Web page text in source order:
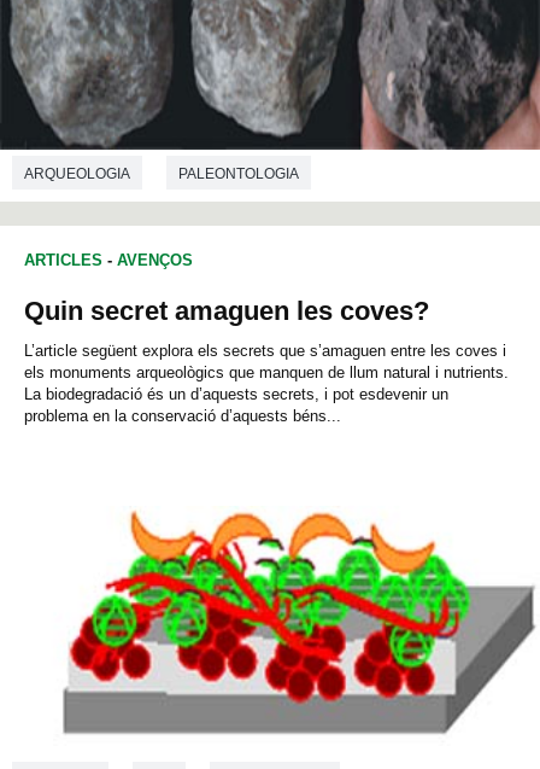
ARQUEOLOGIA PALEONTOLOGIA
ARTICLES - AVENÇOS
Quin secret amaguen les coves?
L’article següent explora els secrets que s’amaguen entre les coves i
els monuments arqueològics que manquen de llum natural i nutrients.
La biodegradació és un d’aquests secrets, i pot esdevenir un
problema en la conservació d’aquests béns...